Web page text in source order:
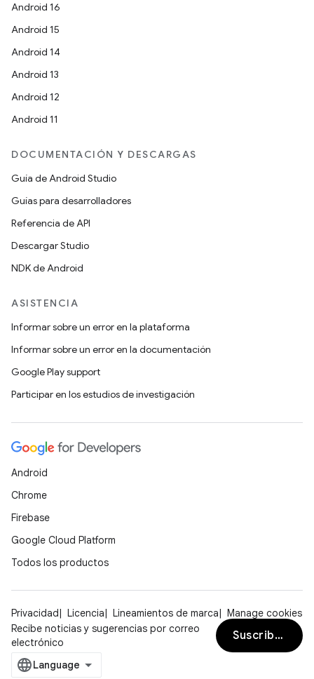
Android 16
Android 15
Android 14
Android 13
Android 12
Android 11
DOCUMENTACIÓN Y DESCARGAS
Guía de Android Studio
Guías para desarrolladores
Referencia de API
Descargar Studio
NDK de Android
ASISTENCIA
Informar sobre un error en la plataforma
Informar sobre un error en la documentación
Google Play support
Participar en los estudios de investigación
Android
Chrome
Firebase
Google Cloud Platform
Todos los productos
Privacidad Licencia Lineamientos de marca
Manage cookies
Recibe noticias y sugerencias por correo
electrónico
Suscribirse